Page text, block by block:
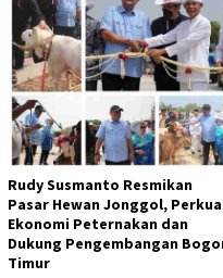
Rudy Susmanto Resmikan
Pasar Hewan Jonggol,
Ekonomi Peternakan dan
Dukung Pengembangan
Timur